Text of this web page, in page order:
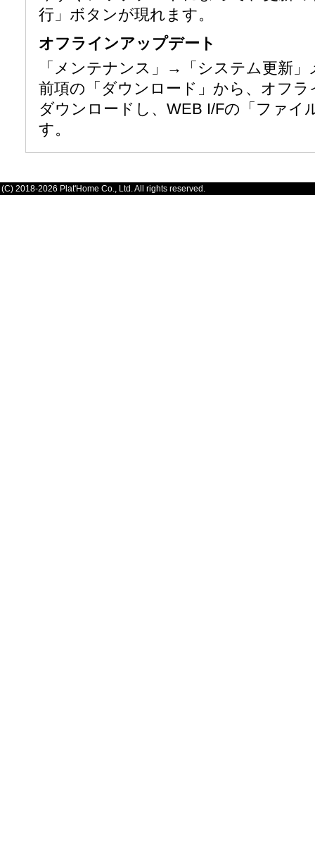
行」ボタンが現れます。
オフラインアップデート
「メンテナンス」→「システム更新
前項の「ダウンロード」から、オフ
ダウンロードし、WEB I/Fの「ファイ
す。
(C) 2018-2026 Plat'Home Co., Ltd. All rights reserved.